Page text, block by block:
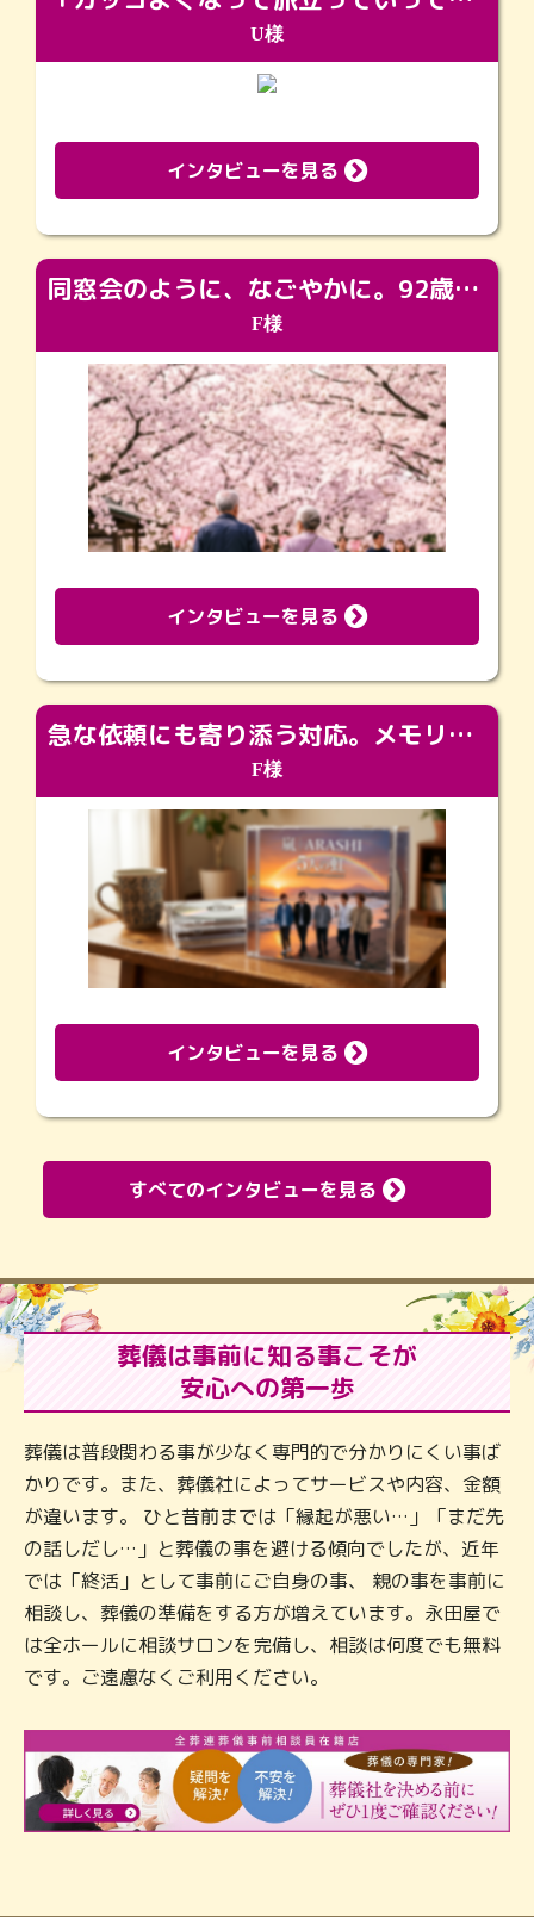
U様
インタビューを見る
同窓会のように、なごやかに。92歳の旅立ちを彩った、再会と感謝の場
F様
インタビューを見る
急な依頼にも寄り添う対応。メモリアルコーナーで振り返る大切な日々
F様
インタビューを見る
すべてのインタビューを見る
葬儀は事前に知る事こそが
安心への第一歩
葬儀は普段関わる事が少なく専門的で分かりにくい事ば
かりです。また、葬儀社によってサービスや内容、金額
が違います。 ひと昔前までは「縁起が悪い…」「まだ先
の話しだし…」と葬儀の事を避ける傾向でしたが、近年
では「終活」として事前にご自身の事、 親の事を事前に
相談し、葬儀の準備をする方が増えています。永田屋で
は全ホールに相談サロンを完備し、相談は何度でも無料
です。ご遠慮なくご利用ください。